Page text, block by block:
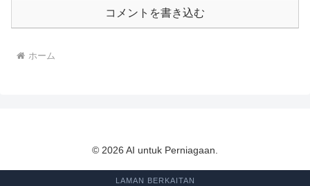
コメントを書き込む
ホーム
© 2026 AI untuk Perniagaan.
LAMAN BERKAITAN